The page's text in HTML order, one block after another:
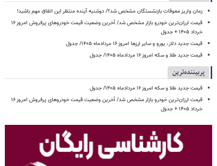
زمان واریز معوقات بازنشستگان مشخص شد؟/ دوشنبه آینده منتظر این اتفاق مهم باشید!
قیمت ارزان‌ترین خودرو بازار مشخص شد/ آخرین وضعیت قیمت خودروهای پرفروش امروز ۱۶
خرداد ۱۴۰۵ + جدول
قیمت جدید دلار، یورو و سایر ارزها امروز ۱۶ مردادماه ۱۴۰۵/ جدول
قیمت جدید طلا و سکه امروز ۱۶ مردادماه ۱۴۰۵/ جدول
پربیننده‌ترین
قیمت جدید طلا و سکه امروز ۱۶ مردادماه ۱۴۰۵/ جدول
قیمت ارزان‌ترین خودرو بازار مشخص شد/ آخرین وضعیت قیمت خودروهای پرفروش امروز ۱۶
خرداد ۱۴۰۵ + جدول